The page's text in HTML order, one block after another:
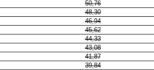
50,76
48,30
46,94
45,62
44,33
43,08
41,87
39,84